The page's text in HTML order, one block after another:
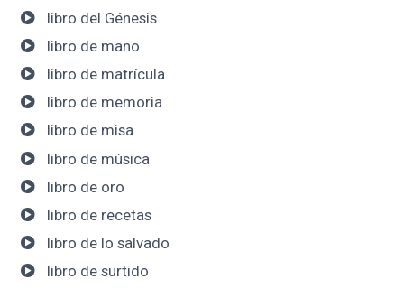
libro del Génesis
libro de mano
libro de matrícula
libro de memoria
libro de misa
libro de música
libro de oro
libro de recetas
libro de lo salvado
libro de surtido